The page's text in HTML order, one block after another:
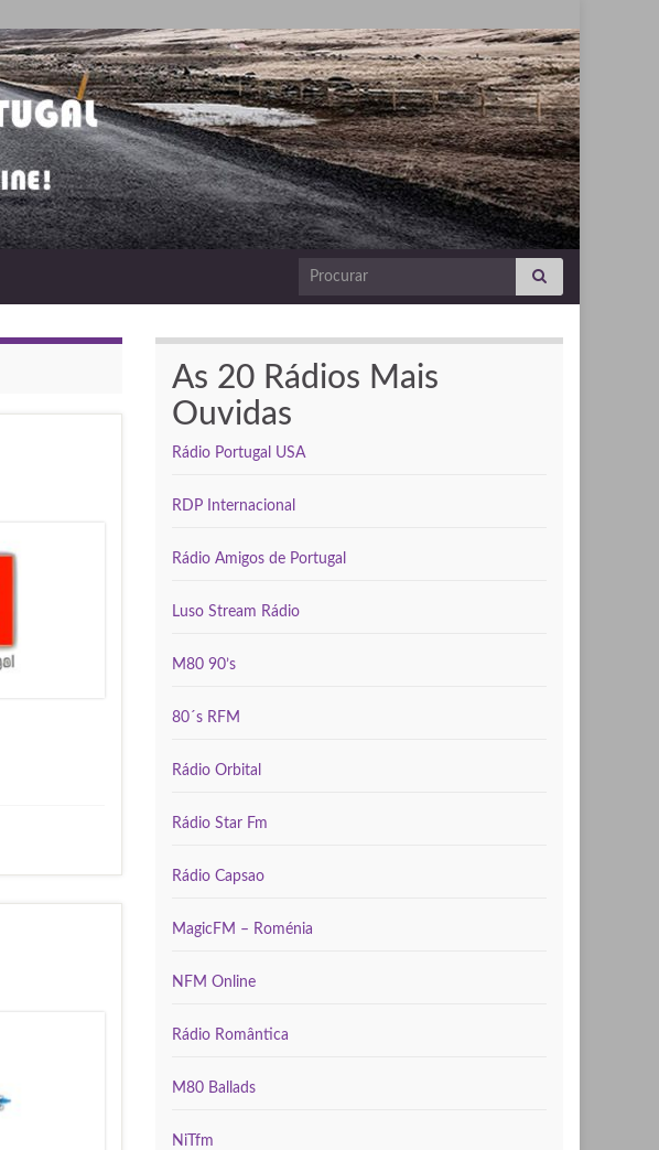
Search for:
As 20 Rádios Mais
Ouvidas
Rádio Portugal USA
RDP Internacional
Rádio Amigos de Portugal
Luso Stream Rádio
M80 90’s
80´s RFM
Rádio Orbital
Rádio Star Fm
Rádio Capsao
MagicFM – Roménia
NFM Online
Rádio Romântica
M80 Ballads
NiTfm